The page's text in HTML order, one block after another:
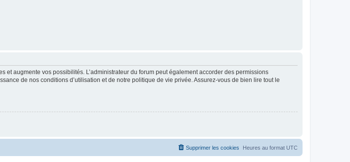
augmente vos possibilités. L’administrateur du forum peut également accorder des permissions
de nos conditions d’utilisation et de notre politique de vie privée. Assurez-vous de bien lire tout le
Heures au format UTC
Supprimer les cookies